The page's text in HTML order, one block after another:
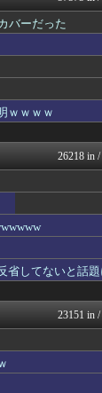
キニ速
ポッカキッ
まとめたニ
鬼女まとめ
衝撃体験！
ファ板速報
海外さん
U-1 NEWS.
鬼女まとめ
衝撃体験！
スマブラ屋
アニゲー速
わんこー
パチンコ・
バーだった
ｗｗｗｗ
26218 in
省してないと話題
23151 in